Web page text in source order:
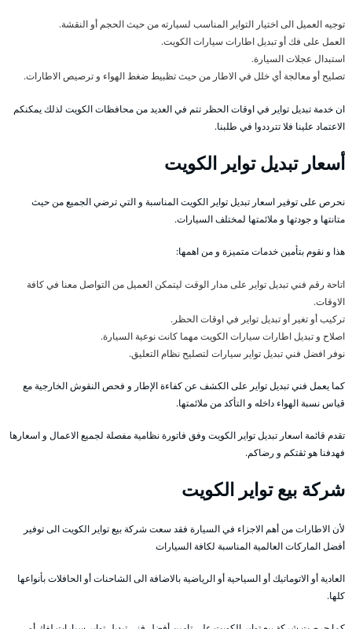
توجيه العميل الى اختيار التواير المناسب لسيارته من حيث الحجم أو النقشة.
العمل على فك أو تبديل اطارات سيارات الكويت.
استبدال عجلات السيارة.
تصليح أو معالجة أي خلل في الاطار من حيث تظبيط ضغط الهواء و ترصيص الاطارات.
ان خدمة تبديل تواير في اوقات الحظر تتم في العديد من محافظات الكويت لذلك يمكنكم
الاعتماد علينا فلا تترددوا في طلبنا.
أسعار تبديل تواير الكويت
نحرص على توفير اسعار تبديل تواير الكويت المناسبة و التي ترضي الجميع من حيث
متانتها و جودتها و ملائمتها لمختلف السيارات.
هذا و نقوم بتأمين خدمات متميزة و من اهمها:
اتاحة رقم فني تبديل تواير على مدار الوقت ليتمكن العميل من التواصل معنا في كافة
الاوقات.
تركيب أو تغير أو تبديل تواير في اوقات الحظر.
اصلاح و تبديل اطارات سيارات الكويت مهما كانت نوعية السيارة.
نوفر افضل فني تبديل تواير سيارات لتصليح نظام التعليق.
كما يعمل فني تبديل تواير على الكشف عن كفاءة الإطار و فحص النقوش الخارجية مع
قياس نسبة الهواء داخله و التأكد من ملائمتها.
تقدم قائمة اسعار تبديل تواير الكويت وفق فاتورة نظامية مفصلة لجميع الاعمال و اسعارها
فهدفنا هو ثقتكم و رضاكم.
شركة بيع تواير الكويت
لأن الاطارات من أهم الاجزاء في السيارة فقد سعت شركة بيع تواير الكويت الى توفير
أفضل الماركات العالمية المناسبة لكافة السيارات
العادية أو الاتوماتيك أو السياحية أو الرياضية بالاضافة الى الشاحنات أو الحافلات بأنواعها
كلها.